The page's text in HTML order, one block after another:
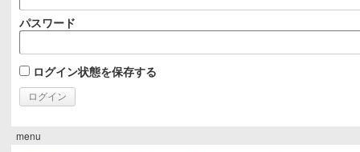
パスワード
ログイン状態を保存する
menu